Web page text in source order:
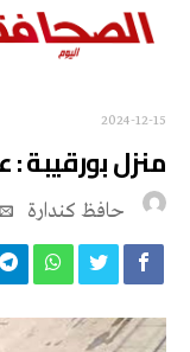
2024-12-15
منزل بورقيبة :
حافظ كندارة